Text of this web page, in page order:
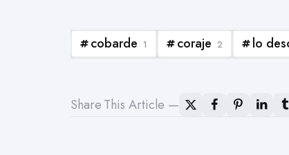
cobarde 1 coraje 2 lo
ShareThis Article